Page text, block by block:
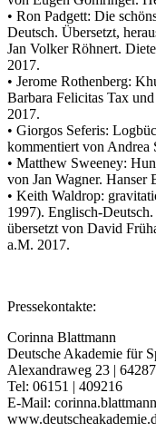
• Ron Padgett: Die
Deutsch. Übersetzt,
Jan Volker Röhnert.
2017.
• Jerome Rothenberg:
Barbara Felicitas Tax
2017.
• Giorgos Seferis:
kommentiert von Andrea
• Matthew Sweeney:
von Jan Wagner. Hanser
• Keith Waldrop:
1997). Englisch-
übersetzt von David
a.M. 2017.
Pressekontakte:
Corinna Blattmann
Deutsche Akademie für
Alexandraweg 23 |
Tel: 06151 | 409216
E-Mail: